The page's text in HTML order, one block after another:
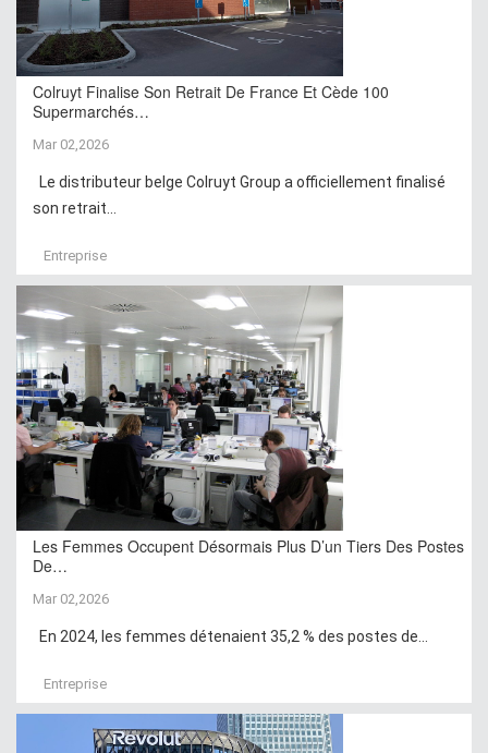
Colruyt Finalise Son Retrait De France Et Cède 100
Supermarchés…
Mar 02,2026
Le distributeur belge Colruyt Group a officiellement finalisé
son retrait...
Entreprise
Les Femmes Occupent Désormais Plus D’un Tiers Des Postes
De…
Mar 02,2026
En 2024, les femmes détenaient 35,2 % des postes de...
Entreprise